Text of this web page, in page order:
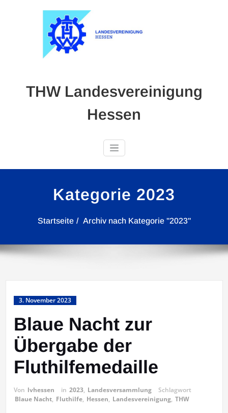
THW Landesvereinigung
Hessen
Kategorie 2023
Startseite Archiv nach Kategorie "2023"
3. November 2023
Blaue Nacht zur
Übergabe der
Fluthilfemedaille
Von lvhessen in 2023, Landesversammlung
Schlagwort
Blaue Nacht, Fluthilfe, Hessen, Landesvereinigung, THW